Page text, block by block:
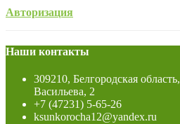
Авторизация
Наши контакты
309210, Белгородская
Васильева, 2
+7 (47231) 5-65-26
ksunkorocha12@yandex.ru